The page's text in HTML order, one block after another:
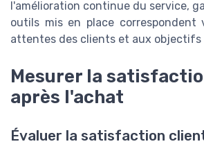
l'amélioration continue du service,
outils mis en place correspondent
attentes des clients et aux objectifs
Mesurer la
après l'achat
Évaluer la satisfaction